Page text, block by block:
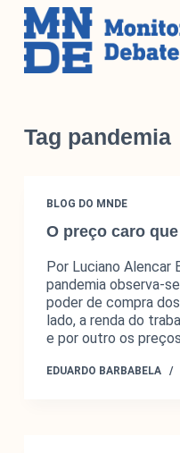
P
u
pSeções
Blog do MNDE
Podcast do MNDE
Lives do MNDE
Institucional
Tag pandemia
BLOG DO MNDE
O preço caro
Por Luciano Alencar
pandemia observa-
poder de compra
lado, a renda do
e por outro os
EDUARDO BARBABELA